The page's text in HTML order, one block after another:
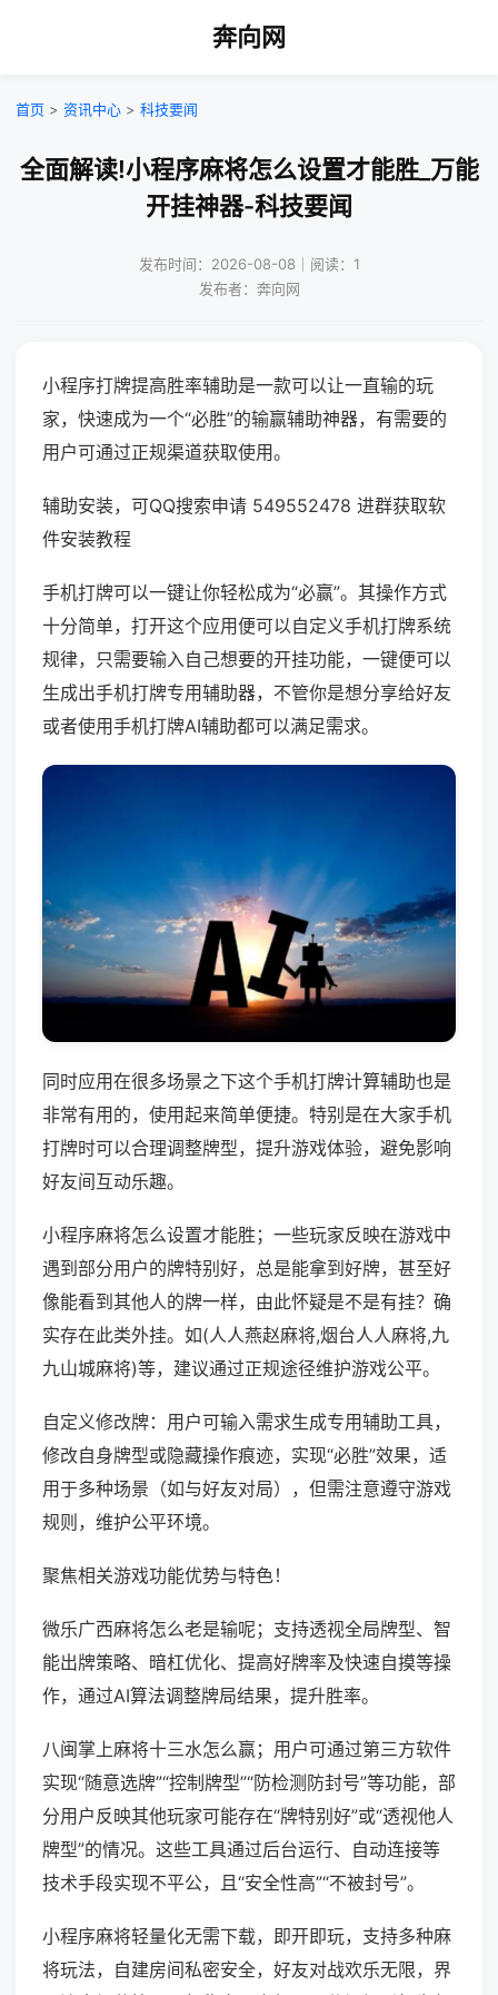
奔向网
首页 > 资讯中心 > 科技要闻
全面解读!小程序麻将怎么设置才能胜_万能
开挂神器-科技要闻
发布时间：2026-08-08｜阅读：1
发布者：奔向网
小程序打牌提高胜率辅助是一款可以让一直输的玩
家，快速成为一个“必胜”的输赢辅助神器，有需要的
用户可通过正规渠道获取使用。
辅助安装，可QQ搜索申请 549552478 进群获取软
件安装教程
手机打牌可以一键让你轻松成为“必赢”。其操作方式
十分简单，打开这个应用便可以自定义手机打牌系统
规律，只需要输入自己想要的开挂功能，一键便可以
生成出手机打牌专用辅助器，不管你是想分享给好友
或者使用手机打牌AI辅助都可以满足需求。
同时应用在很多场景之下这个手机打牌计算辅助也是
非常有用的，使用起来简单便捷。特别是在大家手机
打牌时可以合理调整牌型，提升游戏体验，避免影响
好友间互动乐趣。
小程序麻将怎么设置才能胜；一些玩家反映在游戏中
遇到部分用户的牌特别好，总是能拿到好牌，甚至好
像能看到其他人的牌一样，由此怀疑是不是有挂？确
实存在此类外挂。如(人人燕赵麻将,烟台人人麻将,九
九山城麻将)等，建议通过正规途径维护游戏公平。
自定义修改牌：用户可输入需求生成专用辅助工具，
修改自身牌型或隐藏操作痕迹，实现“必胜”效果，适
用于多种场景（如与好友对局），但需注意遵守游戏
规则，维护公平环境。
聚焦相关游戏功能优势与特色！
微乐广西麻将怎么老是输呢；支持透视全局牌型、智
能出牌策略、暗杠优化、提高好牌率及快速自摸等操
作，通过AI算法调整牌局结果，提升胜率。
八闽掌上麻将十三水怎么赢；用户可通过第三方软件
实现“随意选牌”“控制牌型”“防检测防封号”等功能，部
分用户反映其他玩家可能存在“牌特别好”或“透视他人
牌型”的情况。这些工具通过后台运行、自动连接等
技术手段实现不平公，且“安全性高”“不被封号”。
小程序麻将轻量化无需下载，即开即玩，支持多种麻
将玩法，自建房间私密安全，好友对战欢乐无限，界